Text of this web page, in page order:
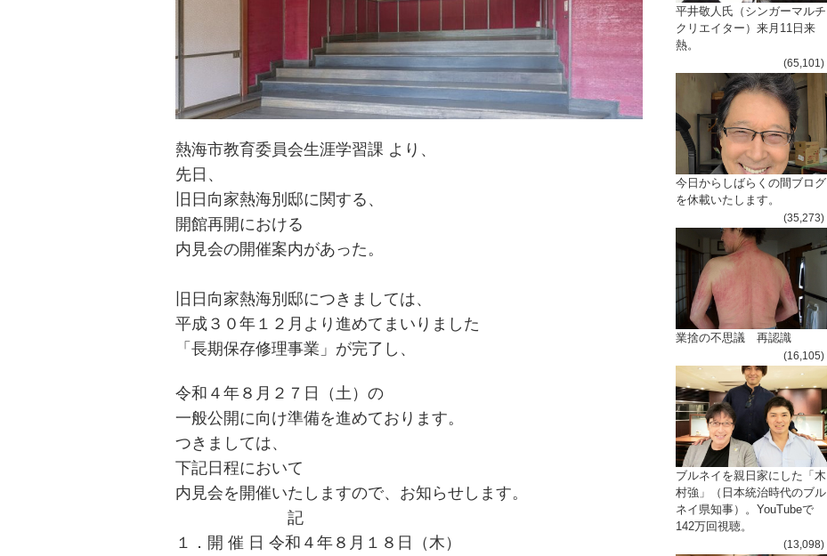
熱海市教育委員会生涯学習課 より、
先日、
旧日向家熱海別邸に関する、
開館再開における
内見会の開催案内があった。
旧日向家熱海別邸につきましては、
平成３０年１ ２ 月より進めて まい り ま し た
「長期保存修理事業」が完了し、
令和４年８月２７日（土）の
一般公開に向け準備を進めております。
つきましては、
下記日程において
内見会を開催いたしますので、お知らせします。
記
１． 開 催 日 令和４年８月１８日（木）
平井敬人氏（シンガーマルチ
クリエイター）来月11日来
熱。
(65,101)
今日からしばらくの間ブログ
を休載いたします。
(35,273)
業捨の不思議 再認識
(16,105)
ブルネイを親日家にした「木
村強」（日本統治時代のブル
ネイ県知事）。YouTubeで
142万回視聴。
(13,098)